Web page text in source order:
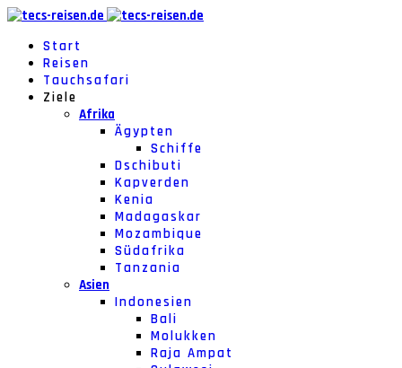
Start
Reisen
Tauchsafari
Ziele
Afrika
Ägypten
Schiffe
Dschibuti
Kapverden
Kenia
Madagaskar
Mozambique
Südafrika
Tanzania
Asien
Indonesien
Bali
Molukken
Raja Ampat